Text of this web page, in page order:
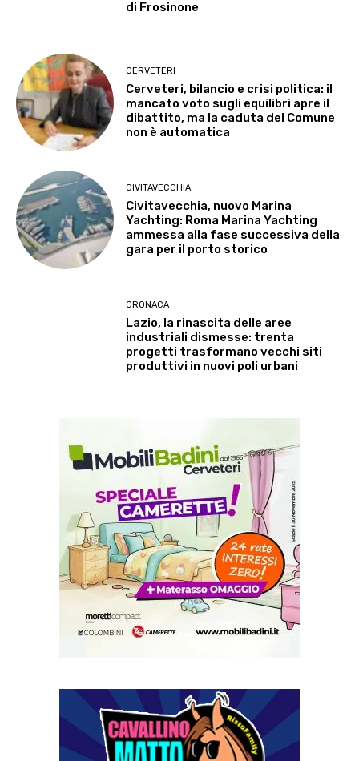
di Frosinone
CERVETERI
Cerveteri, bilancio e crisi politica: il
mancato voto sugli equilibri apre il
dibattito, ma la caduta del Comune
non è automatica
CIVITAVECCHIA
Civitavecchia, nuovo Marina
Yachting: Roma Marina Yachting
ammessa alla fase successiva della
gara per il porto storico
CRONACA
Lazio, la rinascita delle aree
industriali dismesse: trenta
progetti trasformano vecchi siti
produttivi in nuovi poli urbani